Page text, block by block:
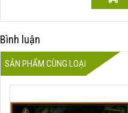
Bình luận
SẢN PHẨM CÙNG LOẠI